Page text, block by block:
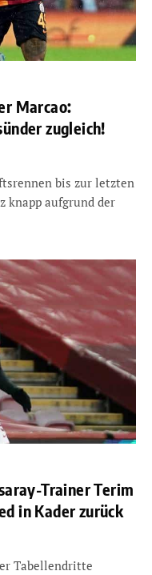
Marcao:
zugleich!
bis zur letzten
knapp aufgrund der
Trainer Terim
in Kader zurück
Tabellendritte